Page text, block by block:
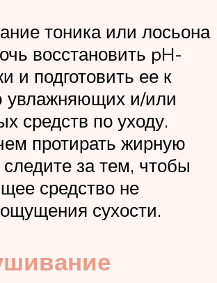
тоника или лосьона
восстановить pH-
и подготовить ее к
увлажняющих и/или
средств по уходу.
протирать жирную
за тем, чтобы
средство не
сухости.